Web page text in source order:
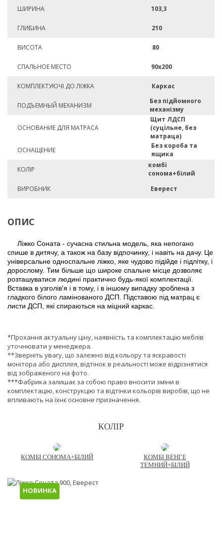
ШИРИНА 103,3
ГЛИБИНА 210
ВИСОТА 80
СПАЛЬНОЕ МЕСТО 90х200
КОМПЛЕКТУЮЧІ ДО ЛІЖКА Каркас
ПОДЪЕМНЫЙ МЕХАНИЗМ
Без підйомного
механізму
ОСНОВАНИЕ ДЛЯ МАТРАСА
Щит ЛДСП
(суцільне, без
матраца)
ОСНАЩЕНИЕ
Без короба та
ящика
КОЛІР
комбі
сонома+білий
ВИРОБНИК
Еверест
ОПИС
Ліжко Соната - сучасна стильна модель, яка непогано
спише в дитячу, а також на базу відпочинку, і навіть на дачу. Це
універсальне односпальне ліжко, яке чудово підійде і підлітку, і
дорослому. Тим більше що широке спальне місце дозволяє
розташуватися людині практично будь-якої комплектації.
Вставка в узголів'я і в тому, і в іншому випадку зроблена з
гладкого білого ламінованого ДСП. Підставою під матрац є
листи ДСП, які спираються на міцний каркас.
*Прохання актуальну ціну, наявність та комплектацію меблів
уточнювати у менеджера.
**Зверніть увагу, що залежно від кольору та яскравості
монітора або дисплея, відтінок в реальності може відрізнятися
від зображеного на фото.
***Фабрика залишає за собою право вносити зміни в
комплектацію, конструкцію та відтінки кольорів виробів, що не
впливають на їхнє основне призначення.
КОЛІР
КОМБІ СОНОМА+БІЛИЙ
КОМБІ ВЕНГЕ
ТЕМНИЙ+БІЛИЙ
НОВИНКА